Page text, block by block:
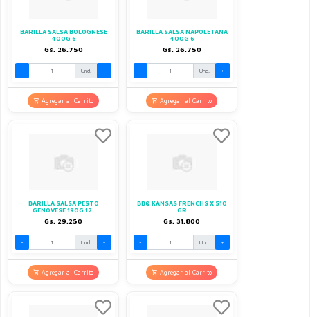
BARILLA SALSA BOLOGNESE
400G 6
Gs. 26.750
- Und. +
Agregar al Carrito
BARILLA SALSA NAPOLETANA
400G 6
Gs. 26.750
- Und. +
Agregar al Carrito
BARILLA SALSA PESTO
GENOVESE 190G 12.
Gs. 29.250
- Und. +
Agregar al Carrito
BBQ KANSAS FRENCHS X 510
GR
Gs. 31.800
- Und. +
Agregar al Carrito